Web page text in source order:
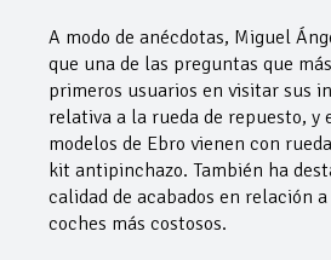
A modo de anécdotas, Miguel
que una de las preguntas que
primeros usuarios en visitar sus
relativa a la rueda de repuesto, y
modelos de Ebro vienen con
kit antipinchazo. También ha
calidad de acabados en relación
coches más costosos.